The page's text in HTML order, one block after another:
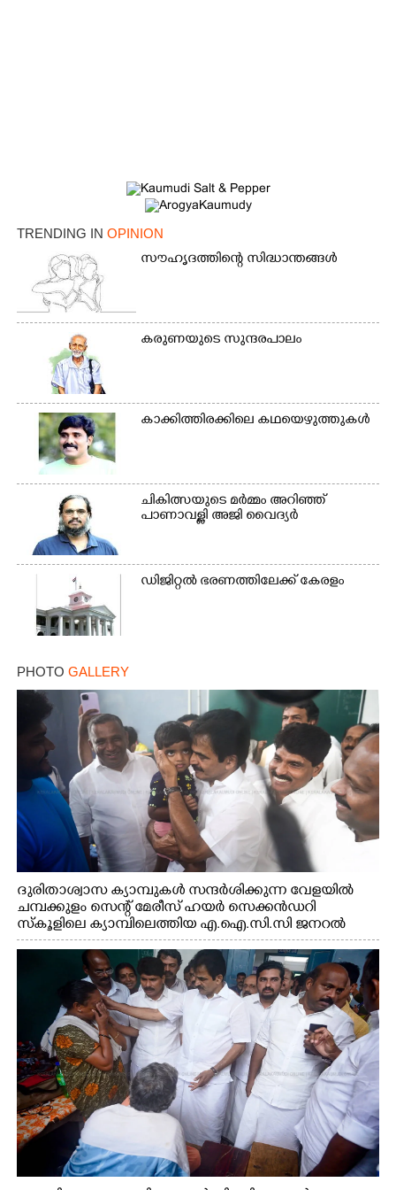
TRENDING IN OPINION
സൗഹൃദത്തിന്റെ സിദ്ധാന്തങ്ങൾ
കരുണയുടെ സുന്ദരപാലം
കാക്കിത്തിരക്കിലെ കഥയെഴുത്തുകൾ
ചികിത്സയുടെ മർമ്മം അറിഞ്ഞ്
പാണാവള്ളി അജി വൈദ്യർ
ഡിജിറ്റൽ ഭരണത്തിലേക്ക് കേരളം
PHOTO GALLERY
ദുരിതാശ്വാസ ക്യാമ്പുകൾ സന്ദർശിക്കുന്ന വേളയിൽ
ചമ്പക്കുളം സെന്റ് മേരീസ് ഹയർ സെക്കൻഡറി
സ്കൂളിലെ ക്യാമ്പിലെത്തിയ എ.ഐ.സി.സി ജനറൽ
സെക്രട്ടറി കെ.സി വേണുഗോപാൽ എം.പി കുരുന്നിനെ
എടുത്ത് ലാളിച്ചപ്പോൾ. സഹകരണ-എക്സൈസ്
വകുപ്പ് മന്ത്രി എം. ലിജു, കൃഷിവകുപ്പ് മന്ത്രി ടി. സിദ്ദിഖ്,
റെജി ചെറിയാൻ എം. എൽ. എ എന്നിവർ സമീപം